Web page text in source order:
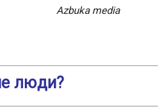
Azbuka media
люди?